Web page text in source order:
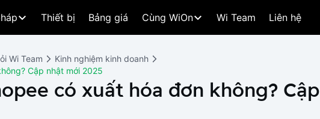
Thiết bị Bảng giá Cùng WiOn Wi Team Liên hệ
Wi Team
Kinh nghiệm kinh doanh
Cập nhật mới 2025
có xuất hóa đơn không? Cập